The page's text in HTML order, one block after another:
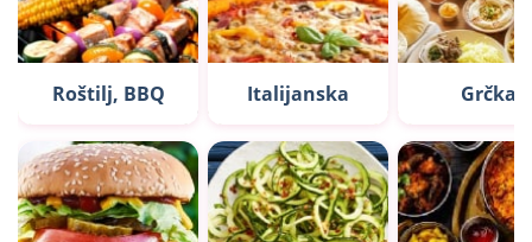
Roštilj, BBQ Italijanska Grčka